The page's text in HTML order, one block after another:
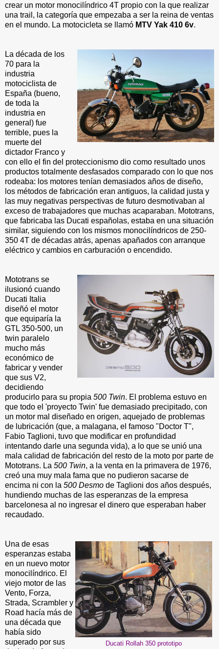
crear un motor monocilíndrico 4T propio con la que realizar
una trail, la categoría que empezaba a ser la reina de ventas
en el mundo. La motocicleta se llamó MTV Yak 410 6v.
La década de los
70 para la
industria
motociclista de
España (bueno,
de toda la
industria en
general) fue
terrible, pues la
muerte del
dictador Franco y
con ello el fin del proteccionismo dio como resultado unos
productos totalmente desfasados comparado con lo que nos
rodeaba: los motores tenían demasiados años de diseño,
los métodos de fabricación eran antiguos, la calidad justa y
las muy negativas perspectivas de futuro desmotivaban al
exceso de trabajadores que muchas acaparaban. Mototrans,
que fabricaba las Ducati españolas, estaba en una situación
similar, siguiendo con los mismos monocilíndricos de 250-
350 4T de décadas atrás, apenas apañados con arranque
eléctrico y cambios en carburación o encendido.
Mototrans se
ilusionó cuando
Ducati Italia
diseñó el motor
que equiparía la
GTL 350-500, un
twin paralelo
mucho más
económico de
fabricar y vender
que sus V2,
decidiendo
producirlo para su propia 500 Twin. El problema estuvo en
que todo el 'proyecto Twin' fue demasiado precipitado, con
un motor mal diseñado en origen, aquejado de problemas
de lubricación (que, a malagana, el famoso "Doctor T",
Fabio Taglioni, tuvo que modificar en profundidad
intentando darle una segunda vida), a lo que se unió una
mala calidad de fabricación del resto de la moto por parte de
Mototrans. La 500 Twin, a la venta en la primavera de 1976,
creó una muy mala fama que no pudieron sacarse de
encima ni con la 500 Desmo de Taglioni dos años después,
hundiendo muchas de las esperanzas de la empresa
barcelonesa al no ingresar el dinero que esperaban haber
recaudado.
Ducati Rollah 350 prototipo
Una de esas
esperanzas estaba
en un nuevo motor
monocilíndrico. El
viejo motor de las
Vento, Forza,
Strada, Scrambler y
Road hacía más de
una década que
había sido
superado por sus